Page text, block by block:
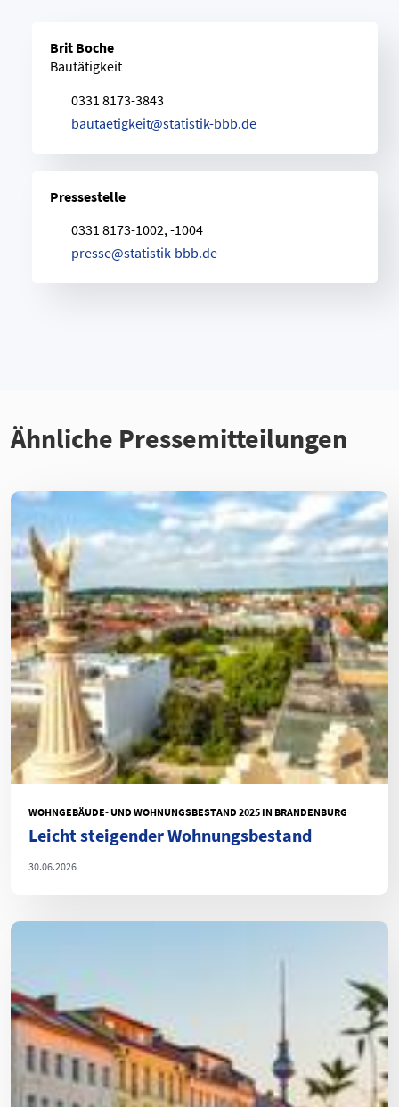
Brit Boche
Bautätigkeit
0331 8173-3843
bautaetigkeit@statistik-bbb.de
Pressestelle
0331 8173-1002, -1004
presse@statistik-bbb.de
Ähnliche Pressemitteilungen
WOHNGEBÄUDE- UND WOHNUNGSBESTAND 2025 IN BRANDENBURG
Leicht steigender Wohnungsbestand
30.06.2026